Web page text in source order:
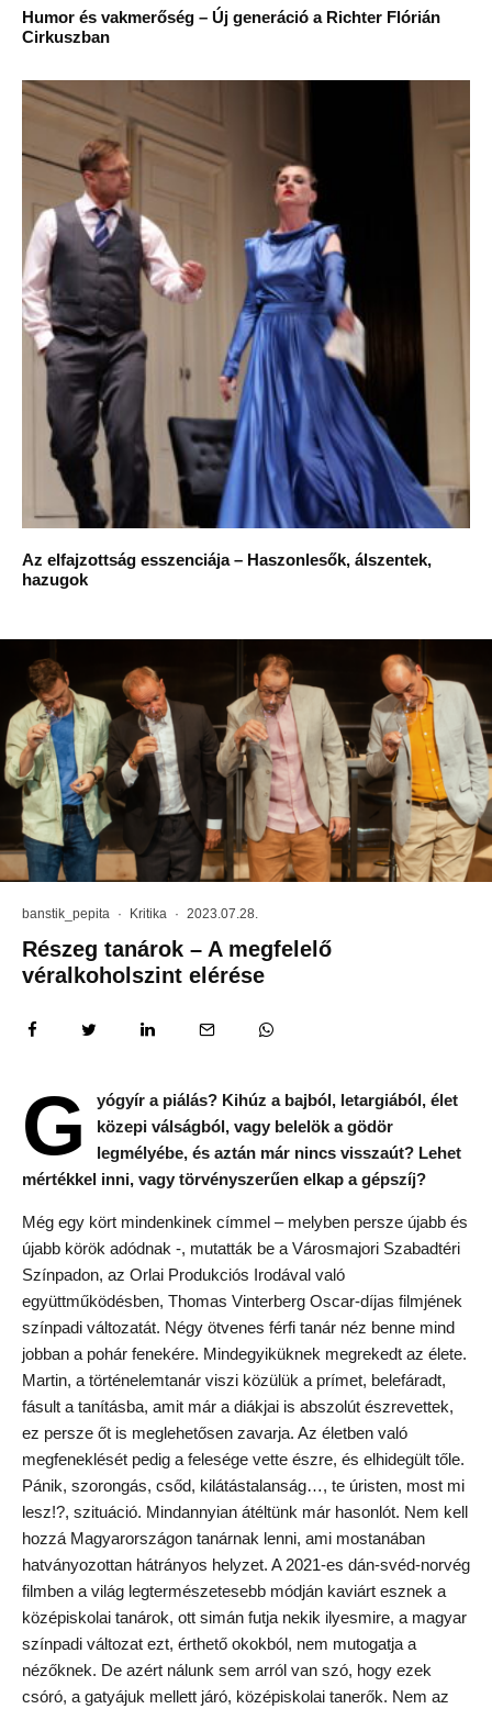
Humor és vakmerőség – Új generáció a Richter Flórián
Cirkuszban
Az elfajzottság esszenciája – Haszonlesők, álszentek,
hazugok
banstik_pepita · Kritika · 2023.07.28.
Részeg tanárok – A megfelelő
véralkoholszint elérése
G
yógyír a piálás? Kihúz a bajból, letargiából, élet
közepi válságból, vagy belelök a gödör
legmélyébe, és aztán már nincs visszaút? Lehet
mértékkel inni, vagy törvényszerűen elkap a gépszíj?
Még egy kört mindenkinek címmel – melyben persze újabb és
újabb körök adódnak -, mutatták be a Városmajori Szabadtéri
Színpadon, az Orlai Produkciós Irodával való
együttműködésben, Thomas Vinterberg Oscar-díjas filmjének
színpadi változatát. Négy ötvenes férfi tanár néz benne mind
jobban a pohár fenekére. Mindegyiküknek megrekedt az élete.
Martin, a történelemtanár viszi közülük a prímet, belefáradt,
fásult a tanításba, amit már a diákjai is abszolút észrevettek,
ez persze őt is meglehetősen zavarja. Az életben való
megfeneklését pedig a felesége vette észre, és elhidegült tőle.
Pánik, szorongás, csőd, kilátástalanság…, te úristen, most mi
lesz!?, szituáció. Mindannyian átéltünk már hasonlót. Nem kell
hozzá Magyarországon tanárnak lenni, ami mostanában
hatványozottan hátrányos helyzet. A 2021-es dán-svéd-norvég
filmben a világ legtermészetesebb módján kaviárt esznek a
középiskolai tanárok, ott simán futja nekik ilyesmire, a magyar
színpadi változat ezt, érthető okokból, nem mutogatja a
nézőknek. De azért nálunk sem arról van szó, hogy ezek
csóró, a gatyájuk mellett járó, középiskolai tanerők. Nem az